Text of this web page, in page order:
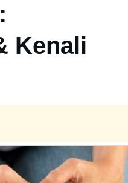
Kenali